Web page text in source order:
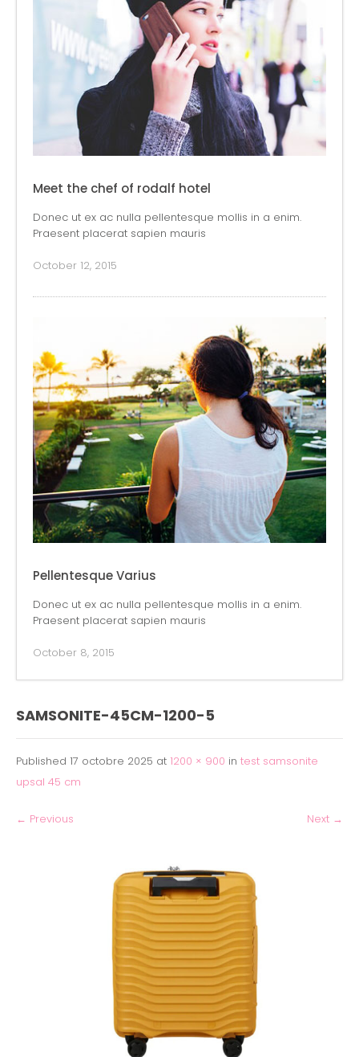
Meet the chef of rodalf hotel
Donec ut ex ac nulla pellentesque mollis in a enim.
Praesent placerat sapien mauris
October 12, 2015
Pellentesque Varius
Donec ut ex ac nulla pellentesque mollis in a enim.
Praesent placerat sapien mauris
October 8, 2015
SAMSONITE-45CM-1200-5
Published 17 octobre 2025 at 1200 × 900 in test samsonite
upsal 45 cm
← Previous Next →